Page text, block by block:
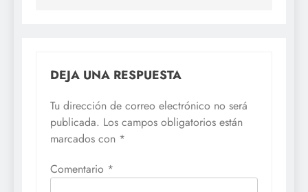
DEJA UNA RESPUESTA
Tu dirección de correo electrónico no será
publicada. Los campos obligatorios están
marcados con *
Comentario *